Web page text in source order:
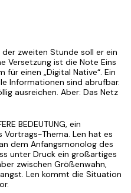
zweiten Stunde soll er ein
Versetzung ist die Note Eins
für einen „Digital Native“. Ein
Informationen sind abrufbar.
ausreichen. Aber: Das Netz
BEDEUTUNG, ein
Vortrags-Thema. Len hat es
dem Anfangsmonolog des
unter Druck ein großartiges
zwischen Größenwahn,
Len kommt die Situation